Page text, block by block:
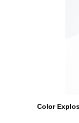
Color